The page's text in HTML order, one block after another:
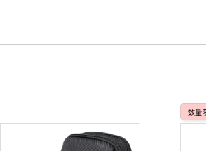
数量